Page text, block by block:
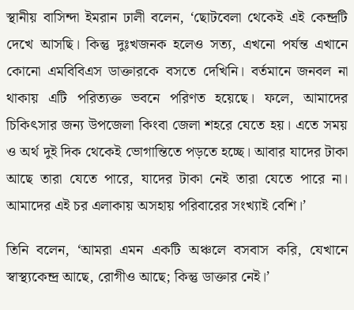
স্থানীয় বাসিন্দা ইমরান ঢালী বলেন, ‘ছোটবেলা থেকেই এই কেন্দ্রটি
দেখে আসছি। কিন্তু দুঃখজনক হলেও সত্য, এখনো পর্যন্ত এখানে
কোনো এমবিবিএস ডাক্তারকে বসতে দেখিনি। বর্তমানে জনবল না
থাকায় এটি পরিত্যক্ত ভবনে পরিণত হয়েছে। ফলে, আমাদের
চিকিৎসার জন্য উপজেলা কিংবা জেলা শহরে যেতে হয়। এতে সময়
ও অর্থ দুই দিক থেকেই ভোগান্তিতে পড়তে হচ্ছে। আবার যাদের টাকা
আছে তারা যেতে পারে, যাদের টাকা নেই তারা যেতে পারে না।
আমাদের এই চর এলাকায় অসহায় পরিবারের সংখ্যাই বেশি।’
তিনি বলেন, ‘আমরা এমন একটি অঞ্চলে বসবাস করি, যেখানে
স্বাস্থ্যকেন্দ্র আছে, রোগীও আছে; কিন্তু ডাক্তার নেই।’